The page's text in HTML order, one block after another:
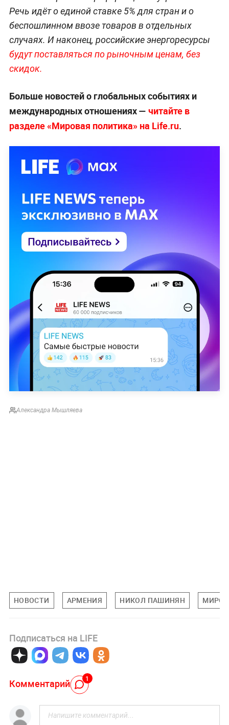
Речь идёт о единой ставке 5% для стран и о
беспошлинном ввозе товаров в отдельных
случаях. И наконец, российские энергоресурсы
будут поставляться по рыночным ценам, без
скидок.
Больше новостей о глобальных событиях и
международных отношениях — читайте в
разделе «Мировая политика» на Life.ru.
Александра Мышляева
НОВОСТИ АРМЕНИЯ НИКОЛ ПАШИНЯН
Подписаться на LIFE
Комментарий 1